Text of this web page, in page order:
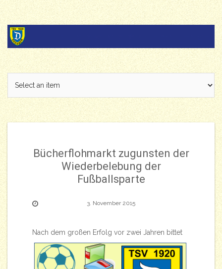
Skip
to
content
Bücherflohmarkt zugunsten der
Wiederbelebung der
Fußballsparte
3. November 2015
Nach dem großen Erfolg vor zwei Jahren bittet